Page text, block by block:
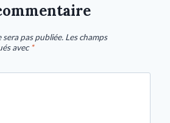
sera pas publiée. Les champs
avec*